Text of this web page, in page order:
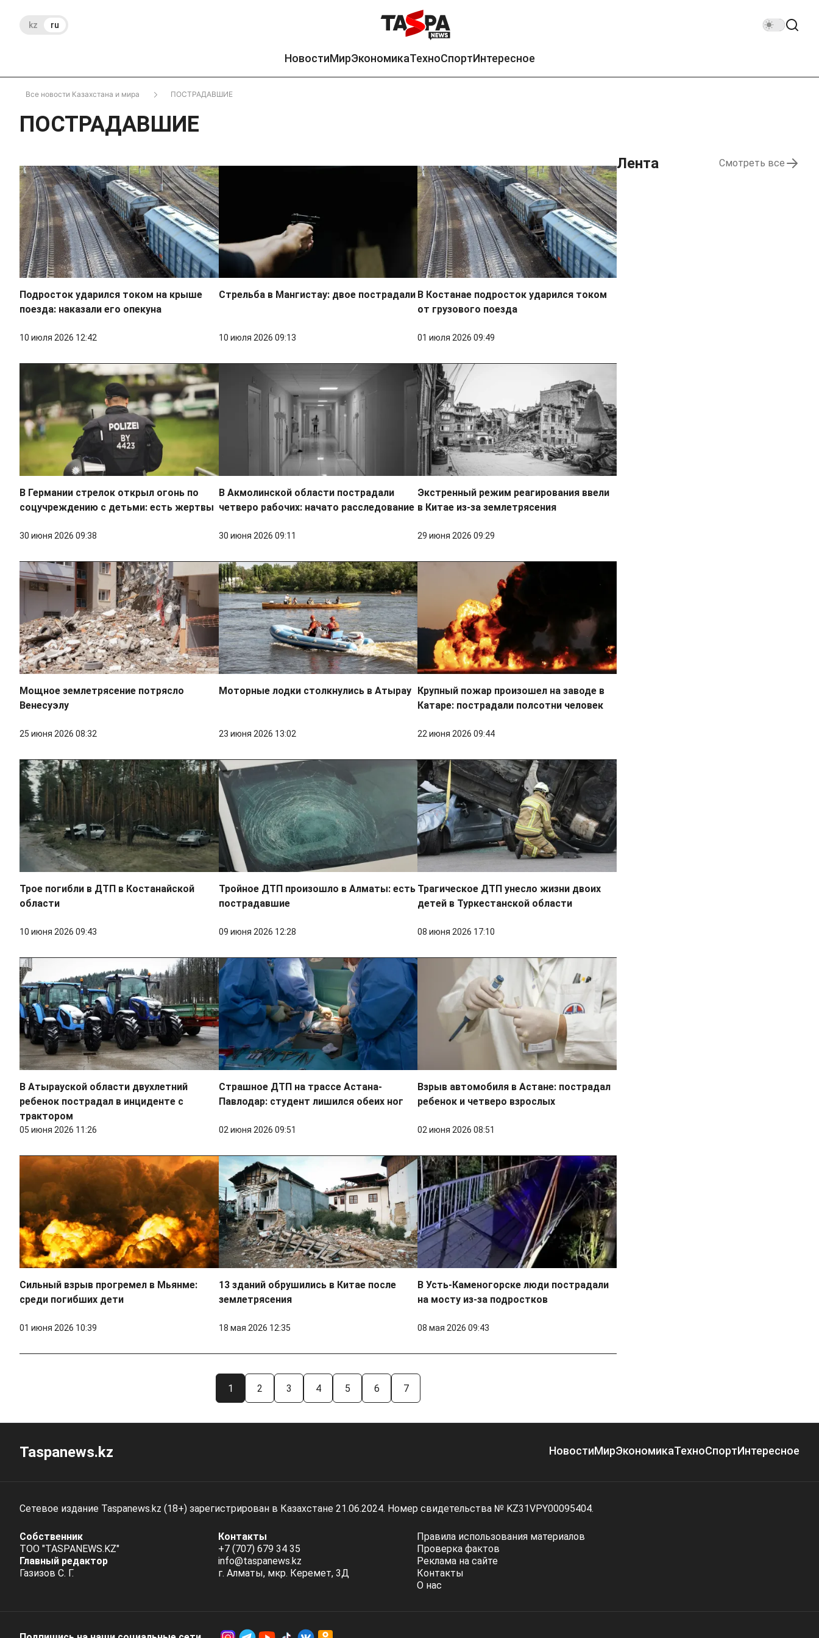
kz ru
НовостиМирЭкономикаТехноСпортИнтересное
Все новости Казахстана и мира ПОСТРАДАВШИЕ
ПОСТРАДАВШИЕ
Подросток ударился током на крыше
поезда: наказали его опекуна
10 июля 2026 12:42
Стрельба в Мангистау: двое пострадали
10 июля 2026 09:13
В Костанае подросток ударился током
от грузового поезда
01 июля 2026 09:49
В Германии стрелок открыл огонь по
соцучреждению с детьми: есть жертвы
30 июня 2026 09:38
В Акмолинской области пострадали
четверо рабочих: начато расследование
30 июня 2026 09:11
Экстренный режим реагирования ввели
в Китае из-за землетрясения
29 июня 2026 09:29
Мощное землетрясение потрясло
Венесуэлу
25 июня 2026 08:32
Моторные лодки столкнулись в Атырау
23 июня 2026 13:02
Крупный пожар произошел на заводе в
Катаре: пострадали полсотни человек
22 июня 2026 09:44
Трое погибли в ДТП в Костанайской
области
10 июня 2026 09:43
Тройное ДТП произошло в Алматы: есть
пострадавшие
09 июня 2026 12:28
Трагическое ДТП унесло жизни двоих
детей в Туркестанской области
08 июня 2026 17:10
В Атырауской области двухлетний
ребенок пострадал в инциденте с
трактором
05 июня 2026 11:26
Страшное ДТП на трассе Астана-
Павлодар: студент лишился обеих ног
02 июня 2026 09:51
Взрыв автомобиля в Астане: пострадал
ребенок и четверо взрослых
02 июня 2026 08:51
Сильный взрыв прогремел в Мьянме:
среди погибших дети
01 июня 2026 10:39
13 зданий обрушились в Китае после
землетрясения
18 мая 2026 12:35
В Усть-Каменогорске люди пострадали
на мосту из-за подростков
08 мая 2026 09:43
1 2 3 4 5 6 7
Лента Смотреть все
Taspanews.kz НовостиМирЭкономикаТехноСпортИнтересное
Сетевое издание Taspanews.kz (18+) зарегистрирован в Казахстане 21.06.2024. Номер свидетельства № KZ31VPY00095404.
Собственник
ТОО "TASPANEWS.KZ"
Главный редактор
Газизов С. Г.
Контакты
+7 (707) 679 34 35
info@taspanews.kz
г. Алматы, мкр. Керемет, 3Д
Правила использования материалов
Проверка фактов
Реклама на сайте
Контакты
О нас